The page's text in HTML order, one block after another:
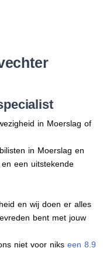
in Moerslag of
in Moerslag en
een uitstekende
en wij doen er alles
bent met jouw
niet voor niks een 8.9